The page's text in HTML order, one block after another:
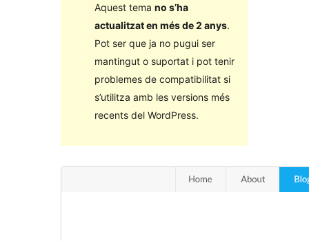
Aquest tema no s’ha
actualitzat en més de 2 anys.
Pot ser que ja no pugui ser
mantingut o suportat i pot tenir
problemes de compatibilitat si
s’utilitza amb les versions més
recents del WordPress.